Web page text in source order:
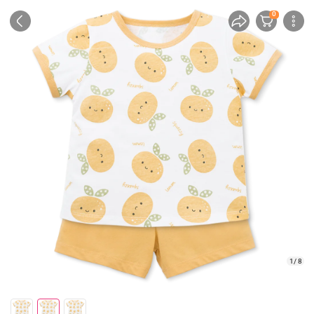
0
1/ 8